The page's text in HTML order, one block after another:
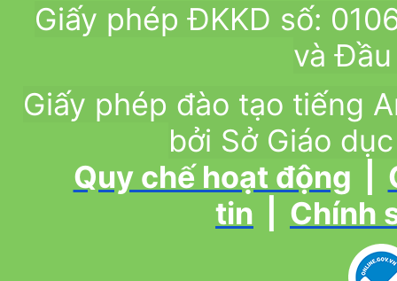
Giấy phép ĐKKD số:
và
Giấy phép đào tạo tiếng
bởi Sở Giáo
Quy chế hoạt động
tin
Chính